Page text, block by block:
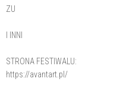
ZU
I INNI
STRONA FESTIWALU:
https://avantart.pl/